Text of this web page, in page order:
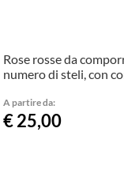
Rose rosse da
numero di steli, con
A partire da:
€ 25,00